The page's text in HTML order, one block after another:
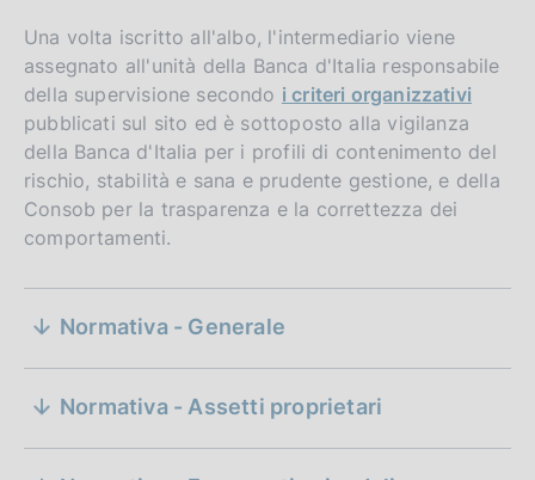
Una volta iscritto all'albo, l'intermediario viene
assegnato all'unità della Banca d'Italia responsabile
della supervisione secondo i criteri organizzativi
pubblicati sul sito ed è sottoposto alla vigilanza
della Banca d'Italia per i profili di contenimento del
rischio, stabilità e sana e prudente gestione, e della
Consob per la trasparenza e la correttezza dei
comportamenti.
S
z
i
Normativa - Generale
a
t
a
t
Normativa - Assetti proprietari
nell'istanza di autorizzazione all'acquisto di